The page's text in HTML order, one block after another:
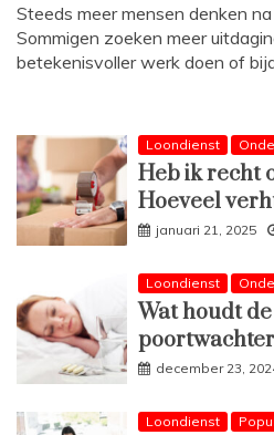
Steeds meer mensen denken
Sommigen zoeken meer
betekenisvoller werk doen of
Loondienst
Heb ik recht
Hoeveel
januari 21, 2025
Loondienst
Wat houdt
december 23,
Loondienst